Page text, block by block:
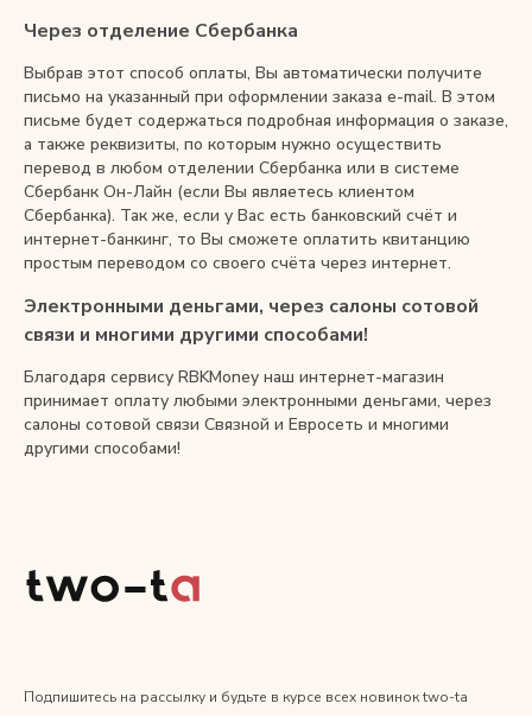
Снимаем с производства
Косметика для ухода
О нас
Условия
Контакты
Мы в соцсетях:
+ 7 (812) 748-24-46 ENG
Через отделение Сбербанка
Выбрав этот способ оплаты, Вы автоматически получите
письмо на указанный при оформлении заказа e-mail. В этом
письме будет содержаться подробная информация о заказе,
а также реквизиты, по которым нужно осуществить
перевод в любом отделении Сбербанка или в системе
Сбербанк Он-Лайн (если Вы являетесь клиентом
Сбербанка). Так же, если у Вас есть банковский счёт и
интернет-банкинг, то Вы сможете оплатить квитанцию
простым переводом со своего счёта через интернет.
Электронными деньгами, через салоны сотовой
связи и многими другими способами!
Благодаря сервису RBKMoney наш интернет-магазин
принимает оплату любыми электронными деньгами, через
салоны сотовой связи Связной и Евросеть и многими
другими способами!
Подпишитесь на рассылку и будьте в курсе всех новинок two-ta